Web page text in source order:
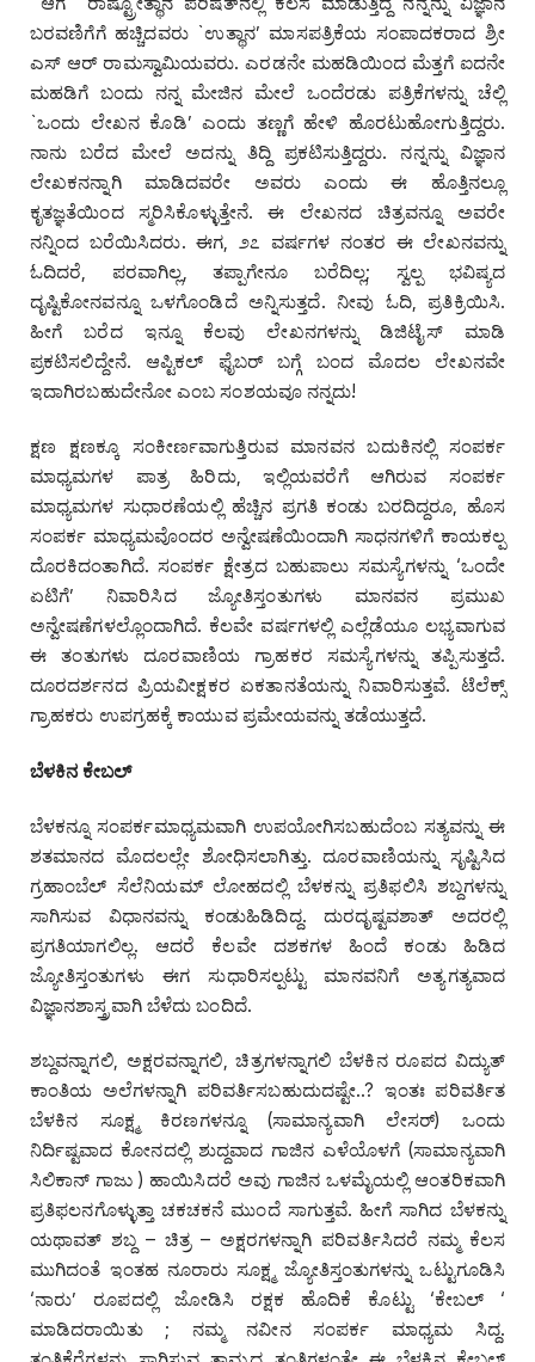
ಬರವಣಿಗೆಗೆ ಹಚ್ಚಿದವರು `ಉತ್ಥಾನ’ ಮಾಸಪತ್ರಿಕೆಯ ಸಂಪಾದಕರಾದ ಶ್ರೀ
ಎಸ್‌ ಆರ್‌ ರಾಮಸ್ವಾಮಿಯವರು. ಎರಡನೇ ಮಹಡಿಯಿಂದ ಮೆತ್ತಗೆ ಐದನೇ
ಮಹಡಿಗೆ ಬಂದು ನನ್ನ ಮೇಜಿನ ಮೇಲೆ ಒಂದೆರಡು ಪತ್ರಿಕೆಗಳನ್ನು ಚೆಲ್ಲಿ
`ಒಂದು ಲೇಖನ ಕೊಡಿ’ ಎಂದು ತಣ್ಣಗೆ ಹೇಳಿ ಹೊರಟುಹೋಗುತ್ತಿದ್ದರು.
ನಾನು ಬರೆದ ಮೇಲೆ ಅದನ್ನು ತಿದ್ದಿ ಪ್ರಕಟಿಸುತ್ತಿದ್ದರು. ನನ್ನನ್ನು ವಿಜ್ಞಾನ
ಲೇಖಕನನ್ನಾಗಿ ಮಾಡಿದವರೇ ಅವರು ಎಂದು ಈ ಹೊತ್ತಿನಲ್ಲೂ
ಕೃತಜ್ಞತೆಯಿಂದ ಸ್ಮರಿಸಿಕೊಳ್ಳುತ್ತೇನೆ. ಈ ಲೇಖನದ ಚಿತ್ರವನ್ನೂ ಅವರೇ
ನನ್ನಿಂದ ಬರೆಯಿಸಿದರು. ಈಗ, ೨೭ ವರ್ಷಗಳ ನಂತರ ಈ ಲೇಖನವನ್ನು
ಓದಿದರೆ, ಪರವಾಗಿಲ್ಲ, ತಪ್ಪಾಗೇನೂ ಬರೆದಿಲ್ಲ; ಸ್ವಲ್ಪ ಭವಿಷ್ಯದ
ದೃಷ್ಟಿಕೋನವನ್ನೂ ಒಳಗೊಂಡಿದೆ ಅನ್ನಿಸುತ್ತದೆ. ನೀವು ಓದಿ, ಪ್ರತಿಕ್ರಿಯಿಸಿ.
ಹೀಗೆ ಬರೆದ ಇನ್ನೂ ಕೆಲವು ಲೇಖನಗಳನ್ನು ಡಿಜಿಟೈಸ್‌ ಮಾಡಿ
ಪ್ರಕಟಿಸಲಿದ್ದೇನೆ. ಆಪ್ಟಿಕಲ್‌ ಫೈಬರ್‌ ಬಗ್ಗೆ ಬಂದ ಮೊದಲ ಲೇಖನವೇ
ಇದಾಗಿರಬಹುದೇನೋ ಎಂಬ ಸಂಶಯವೂ ನನ್ನದು!
ಕ್ಷಣ ಕ್ಷಣಕ್ಕೂ ಸಂಕೀರ್ಣವಾಗುತ್ತಿರುವ ಮಾನವನ ಬದುಕಿನಲ್ಲಿ ಸಂಪರ್ಕ
ಮಾಧ್ಯಮಗಳ ಪಾತ್ರ ಹಿರಿದು, ಇಲ್ಲಿಯವರೆಗೆ ಆಗಿರುವ ಸಂಪರ್ಕ
ಮಾಧ್ಯಮಗಳ ಸುಧಾರಣೆಯಲ್ಲಿ ಹೆಚ್ಚಿನ ಪ್ರಗತಿ ಕಂಡು ಬರದಿದ್ದರೂ, ಹೊಸ
ಸಂಪರ್ಕ ಮಾಧ್ಯಮವೊಂದರ ಅನ್ವೇಷಣೆಯಿಂದಾಗಿ ಸಾಧನಗಳಿಗೆ ಕಾಯಕಲ್ಪ
ದೊರಕಿದಂತಾಗಿದೆ. ಸಂಪರ್ಕ ಕ್ಷೇತ್ರದ ಬಹುಪಾಲು ಸಮಸ್ಯೆಗಳನ್ನು ‘ಒಂದೇ
ಏಟಿಗೆ’ ನಿವಾರಿಸಿದ ಜ್ಯೋತಿಸ್ತಂತುಗಳು ಮಾನವನ ಪ್ರಮುಖ
ಅನ್ವೇಷಣೆಗಳಲ್ಲೊಂದಾಗಿದೆ. ಕೆಲವೇ ವರ್ಷಗಳಲ್ಲಿ ಎಲ್ಲೆಡೆಯೂ ಲಭ್ಯವಾಗುವ
ಈ ತಂತುಗಳು ದೂರವಾಣಿಯ ಗ್ರಾಹಕರ ಸಮಸ್ಯೆಗಳನ್ನು ತಪ್ಪಿಸುತ್ತದೆ.
ದೂರದರ್ಶನದ ಪ್ರಿಯವೀಕ್ಷಕರ ಏಕತಾನತೆಯನ್ನು ನಿವಾರಿಸುತ್ತವೆ. ಟೆಲೆಕ್ಸ್
ಗ್ರಾಹಕರು ಉಪಗ್ರಹಕ್ಕೆ ಕಾಯುವ ಪ್ರಮೇಯವನ್ನು ತಡೆಯುತ್ತದೆ.
ಬೆಳಕಿನ ಕೇಬಲ್
ಬೆಳಕನ್ನೂ ಸಂಪರ್ಕಮಾಧ್ಯಮವಾಗಿ ಉಪಯೋಗಿಸಬಹುದೆಂಬ ಸತ್ಯವನ್ನು ಈ
ಶತಮಾನದ ಮೊದಲಲ್ಲೇ ಶೋಧಿಸಲಾಗಿತ್ತು. ದೂರವಾಣಿಯನ್ನು ಸೃಷ್ಟಿಸಿದ
ಗ್ರಹಾಂಬೆಲ್ ಸೆಲೆನಿಯಮ್ ಲೋಹದಲ್ಲಿ ಬೆಳಕನ್ನು ಪ್ರತಿಫಲಿಸಿ ಶಬ್ದಗಳನ್ನು
ಸಾಗಿಸುವ ವಿಧಾನವನ್ನು ಕಂಡುಹಿಡಿದಿದ್ದ. ದುರದೃಷ್ಟವಶಾತ್ ಅದರಲ್ಲಿ
ಪ್ರಗತಿಯಾಗಲಿಲ್ಲ. ಆದರೆ ಕೆಲವೇ ದಶಕಗಳ ಹಿಂದೆ ಕಂಡು ಹಿಡಿದ
ಜ್ಯೋತಿಸ್ತಂತುಗಳು ಈಗ ಸುಧಾರಿಸಲ್ಪಟ್ಟು ಮಾನವನಿಗೆ ಅತ್ಯಗತ್ಯವಾದ
ವಿಜ್ಞಾನಶಾಸ್ತ್ರವಾಗಿ ಬೆಳೆದು ಬಂದಿದೆ.
ಶಬ್ದವನ್ನಾಗಲಿ, ಅಕ್ಷರವನ್ನಾಗಲಿ, ಚಿತ್ರಗಳನ್ನಾಗಲಿ ಬೆಳಕಿನ ರೂಪದ ವಿದ್ಯುತ್
ಕಾಂತಿಯ ಅಲೆಗಳನ್ನಾಗಿ ಪರಿವರ್ತಿಸಬಹುದುದಷ್ಟೇ..? ಇಂತಃ ಪರಿವರ್ತಿತ
ಬೆಳಕಿನ ಸೂಕ್ಷ್ಮ ಕಿರಣಗಳನ್ನೂ (ಸಾಮಾನ್ಯವಾಗಿ ಲೇಸರ್) ಒಂದು
ನಿರ್ದಿಷ್ಟವಾದ ಕೋನದಲ್ಲಿ ಶುದ್ದವಾದ ಗಾಜಿನ ಎಳೆಯೊಳಗೆ (ಸಾಮಾನ್ಯವಾಗಿ
ಸಿಲಿಕಾನ್ ಗಾಜು ) ಹಾಯಿಸಿದರೆ ಅವು ಗಾಜಿನ ಒಳಮೈಯಲ್ಲಿ ಆಂತರಿಕವಾಗಿ
ಪ್ರತಿಫಲನಗೊಳ್ಳುತ್ತಾ ಚಕಚಕನೆ ಮುಂದೆ ಸಾಗುತ್ತವೆ. ಹೀಗೆ ಸಾಗಿದ ಬೆಳಕನ್ನು
ಯಥಾವತ್ ಶಬ್ದ – ಚಿತ್ರ – ಅಕ್ಷರಗಳನ್ನಾಗಿ ಪರಿವರ್ತಿಸಿದರೆ ನಮ್ಮ ಕೆಲಸ
ಮುಗಿದಂತೆ ಇಂತಹ ನೂರಾರು ಸೂಕ್ಷ್ಮ ಜ್ಯೋತಿಸ್ತಂತುಗಳನ್ನು ಒಟ್ಟುಗೂಡಿಸಿ
‘ನಾರು’ ರೂಪದಲ್ಲಿ ಜೋಡಿಸಿ ರಕ್ಷಕ ಹೊದಿಕೆ ಕೊಟ್ಟು ‘ಕೇಬಲ್ ‘
ಮಾಡಿದರಾಯಿತು ; ನಮ್ಮ ನವೀನ ಸಂಪರ್ಕ ಮಾಧ್ಯಮ ಸಿದ್ದ.